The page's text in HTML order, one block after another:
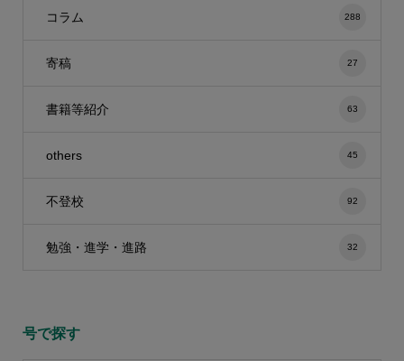
コラム 288
寄稿 27
書籍等紹介 63
others 45
不登校 92
勉強・進学・進路 32
号で探す